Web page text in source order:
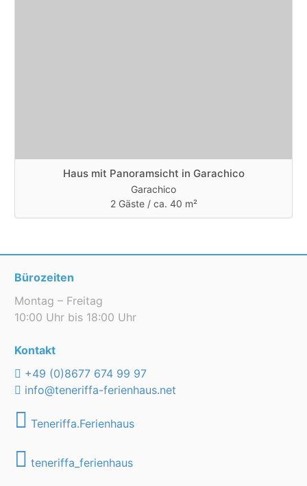
Haus mit Panoramsicht in Garachico
Garachico
2 Gäste / ca. 40 m²
Bürozeiten
Montag – Freitag
10:00 Uhr bis 18:00 Uhr
Kontakt
+49 (0)8677 674 99 97
info@teneriffa-ferienhaus.net
Teneriffa.Ferienhaus
teneriffa_ferienhaus